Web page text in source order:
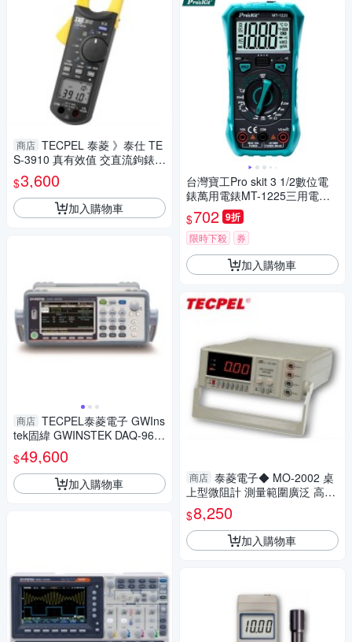
商店 TECPEL 泰菱 》泰仕 TE
S-3910 真有效值 交直流鉤錶 D
C/AC T.RMS 1000A
$3,600
加入購物車
商店 TECPEL泰菱電子 GWIns
tek固緯 GWINSTEK DAQ-960
0 數據採集系統 先進精確測量
$49,600
加入購物車
台灣寶工Pro skit 3 1/2數位電
錶萬用電錶MT-1225三用電表
(自動歸零;防雜訊干擾;可量溫
度直流交流電壓電流電阻電晶
體二極體三極管;雙保險絲;全檔
位保護)
$702 9折
限時下殺 券
加入購物車
商店 泰菱電子◆ MO-2002 桌
上型微阻計 測量範圍廣泛 高精
度 低阻計 TECPEL
$8,250
加入購物車